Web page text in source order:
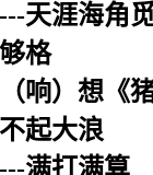
天涯海角
格
响）想《
起大浪
满打满算